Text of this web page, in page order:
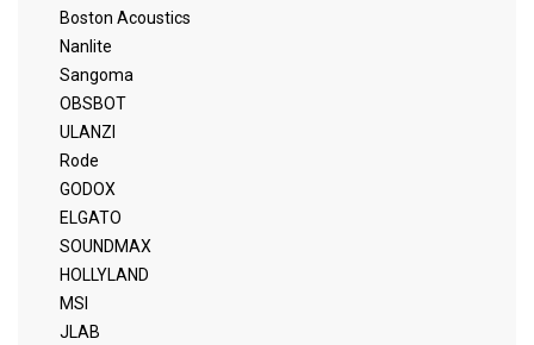
Boston Acoustics
Nanlite
Sangoma
OBSBOT
ULANZI
Rode
GODOX
ELGATO
SOUNDMAX
HOLLYLAND
MSI
JLAB